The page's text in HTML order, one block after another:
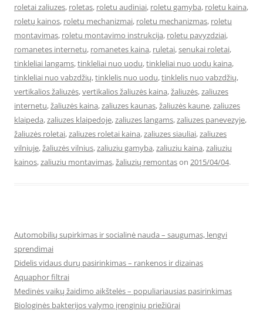
roletai zaliuzes, roletas, roletu audiniai, roletu gamyba, roletu kaina,
roletų kainos, roletu mechanizmai, roletu mechanizmas, roletu
montavimas, roletu montavimo instrukcija, roletu pavyzdziai,
romanetes internetu, romanetes kaina, ruletai,senukai roletai,
tinkleliai langams,tinkleliai nuo uodu,tinkleliai nuo uodų kaina,
tinkleliai nuo vabzdžių,tinklelis nuo uodu,tinklelis nuo vabzdžių,
vertikalios žaliuzės,vertikalios žaliuzės kaina,žaliuzės,zaliuzes
internetu,žaliuzės kaina,zaliuzes kaunas,žaliuzės kaune,zaliuzes
klaipeda,zaliuzes klaipedoje,zaliuzes langams,zaliuzes panevezyje,
žaliuzės roletai,zaliuzes roletai kaina,zaliuzes siauliai,zaliuzes
vilniuje,žaliuzės vilnius,zaliuziu gamyba,zaliuziu kaina,zaliuziu
kainos,zaliuziu montavimas,žaliuzių remontason 2015/04/04.
Automobilių supirkimas ir socialinė nauda – saugumas, lengvi
sprendimai
Didelis vidaus durų pasirinkimas – rankenos ir dizainas
Aquaphor filtrai
Medinės vaikų žaidimo aikštelės – populiariausias pasirinkimas
Biologinės bakterijos valymo įrenginių priežiūrai